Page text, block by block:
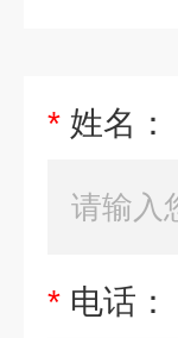
* 姓名：
* 电话：